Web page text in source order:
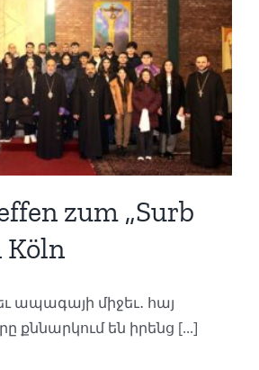
zum „Surb
Köln
ապագայի միջեւ․ հայ
քննարկում են իրենց [...]